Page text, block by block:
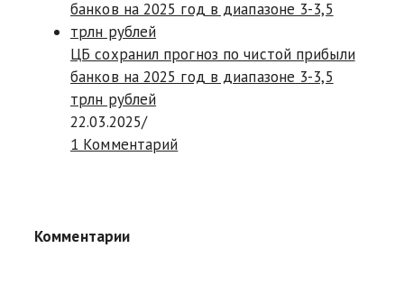
ЦБ сохранил прогноз по чистой прибыли
банков на 2025 год в диапазоне 3-3,5
трлн рублей
22.03.2025/
1 Комментарий
Комментарии